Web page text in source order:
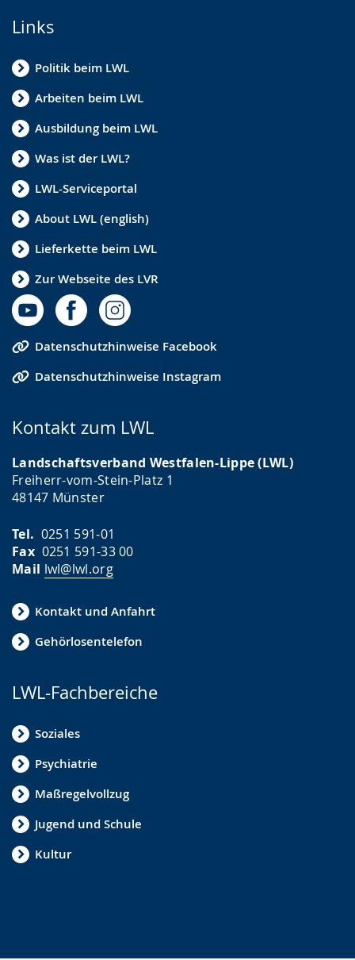
Links
Politik beim LWL
Arbeiten beim LWL
Ausbildung beim LWL
Was ist der LWL?
LWL-Serviceportal
About LWL (english)
Lieferkette beim LWL
Zur Webseite des LVR
Datenschutzhinweise Facebook
Datenschutzhinweise Instagram
Kontakt zum LWL
Landschaftsverband Westfalen-Lippe (LWL)
Freiherr-vom-Stein-Platz 1
48147 Münster
Tel. 0251 591-01
Fax0251 591-33 00
Mail lwl@lwl.org
Kontakt und Anfahrt
Gehörlosentelefon
LWL-Fachbereiche
Soziales
Psychiatrie
Maßregelvollzug
Jugend und Schule
Kultur